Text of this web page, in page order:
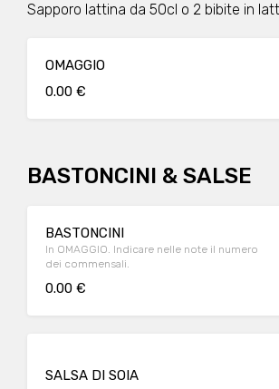
Sapporo lattina da 50cl o 2 bibite in
OMAGGIO
0.00 €
BASTONCINI & SALSE
BASTONCINI
In OMAGGIO. Indicare nelle note il numero
dei commensali.
0.00 €
SALSA DI SOIA